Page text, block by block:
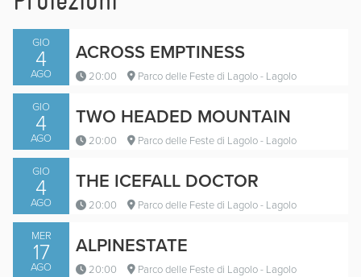
GIO
4
AGO
ACROSS EMPTINESS
20:00 Parco delle Feste di Lagolo - Lagolo
GIO
4
AGO
TWO HEADED MOUNTAIN
20:00 Parco delle Feste di Lagolo - Lagolo
GIO
4
AGO
THE ICEFALL DOCTOR
20:00 Parco delle Feste di Lagolo - Lagolo
MER
17
AGO
ALPINESTATE
20:00 Parco delle Feste di Lagolo - Lagolo